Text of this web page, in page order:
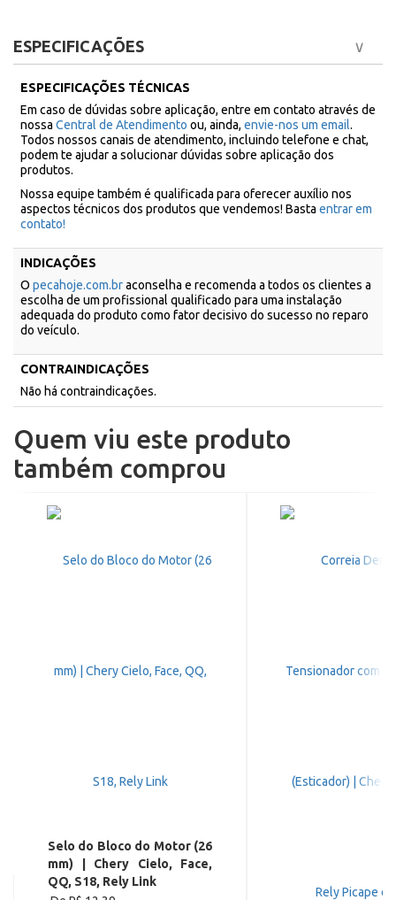
ESPECIFICAÇÕES
ESPECIFICAÇÕES TÉCNICAS
Em caso de dúvidas sobre aplicação, entre em contato através de
nossa Central de Atendimento ou, ainda, envie-nos um email.
Todos nossos canais de atendimento, incluindo telefone e chat,
podem te ajudar a solucionar dúvidas sobre aplicação dos
produtos.
Nossa equipe também é qualificada para oferecer auxílio nos
aspectos técnicos dos produtos que vendemos! Basta entrar em
contato!
INDICAÇÕES
O pecahoje.com.braconselha e recomenda a todos os clientes a
escolha de um profissional qualificado para uma instalação
adequada do produto como fator decisivo do sucesso no reparo
do veículo.
CONTRAINDICAÇÕES
Não há contraindicações.
Quem viu este produto
também comprou
Selo do Bloco do Motor (26
mm) | Chery Cielo, Face,
QQ, S18, Rely Link